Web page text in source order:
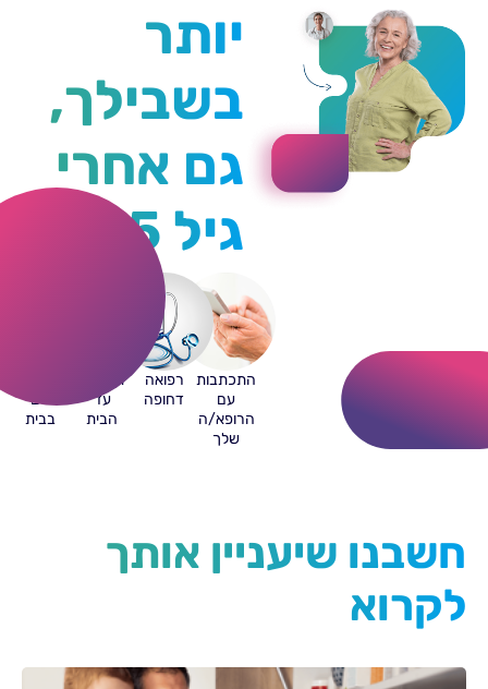
יותר
בשבילך,
גם אחרי
גיל 65
התכתבות
עם
הרופא/ה
שלך
רפואה
דחופה
תרופות
עד
הבית
דם
בבית
חשבנו שיעניין אותך
לקרוא